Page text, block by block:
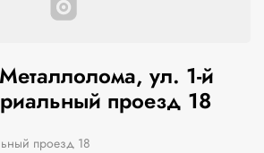
ул. 1-й
проезд 18
проезд 18